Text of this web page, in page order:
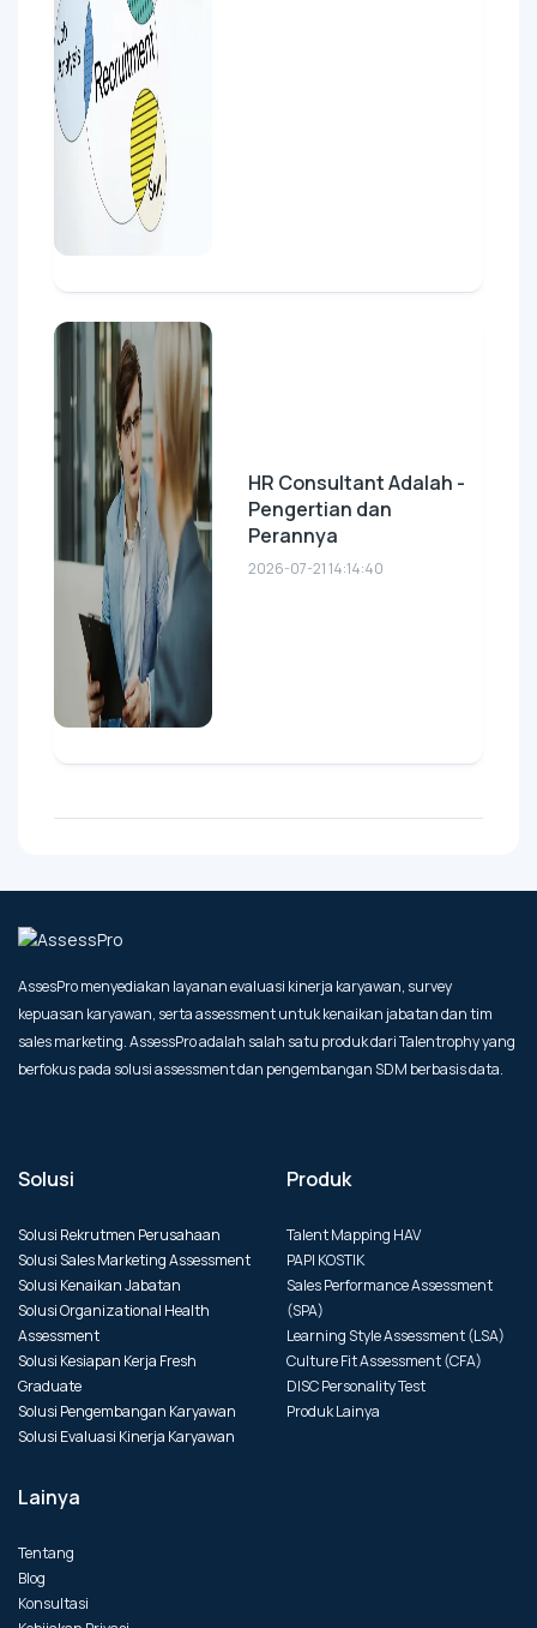
HR Consultant Adalah -
Pengertian dan
Perannya
2026-07-21 14:14:40
AssesPro menyediakan layanan evaluasi kinerja karyawan, survey
kepuasan karyawan, serta assessment untuk kenaikan jabatan dan tim
sales marketing. AssessPro adalah salah satu produk dari Talentrophy yang
berfokus pada solusi assessment dan pengembangan SDM berbasis data.
Solusi
Solusi Rekrutmen Perusahaan
Solusi Sales Marketing Assessment
Solusi Kenaikan Jabatan
Solusi Organizational Health
Assessment
Solusi Kesiapan Kerja Fresh
Graduate
Solusi Pengembangan Karyawan
Solusi Evaluasi Kinerja Karyawan
Produk
Talent Mapping HAV
PAPI KOSTIK
Sales Performance Assessment
(SPA)
Learning Style Assessment (LSA)
Culture Fit Assessment (CFA)
DISC Personality Test
Produk Lainya
Lainya
Tentang
Blog
Konsultasi